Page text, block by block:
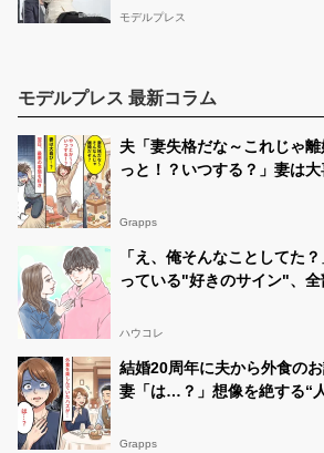
モデルプレス
モデルプレス 最新コラム
夫「妻失格だな～これじゃ
っと！？いつする？」妻は
Grapps
「え、俺そんなことしてた
っている"好きのサイン"、
ハウコレ
結婚20周年に夫から外食の
妻「は…？」想像を絶する“
Grapps